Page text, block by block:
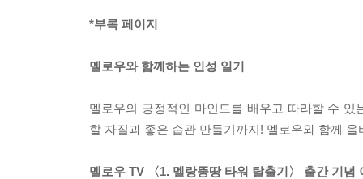
4화 위험에 빠진 미르를 구해라!
게임 유저들이 무시무시한 괴물에게 잡아먹히
5화 다음 스테이지로 출발!
*부록 페이지
멜로우와 함께하는 인성 일기
멜로우의 긍정적인 마인드를 배우고 따라할 수
할 자질과 좋은 습관 만들기까지! 멜로우와 함께
멜로우 TV 〈1. 멜랑뚱땅 타워 탈출기〉 출간 기념